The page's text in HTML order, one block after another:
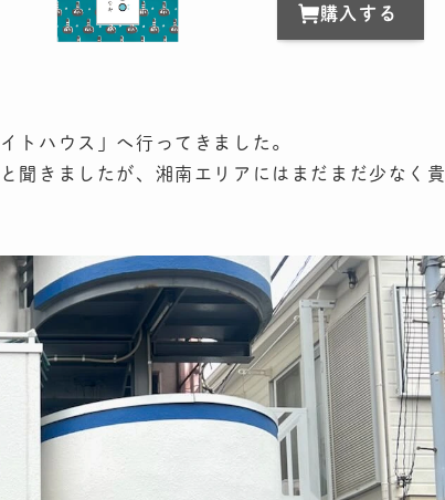
購入する
トハウス」へ行ってきました。
聞きましたが、湘南エリアにはまだまだ少なく貴